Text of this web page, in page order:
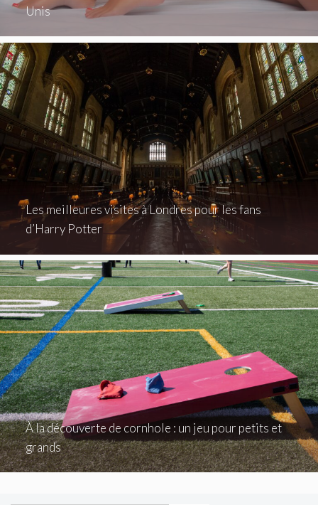
Unis
Les meilleures visites à Londres pour les fans
d’Harry Potter
À la découverte de cornhole : un jeu pour petits et
grands